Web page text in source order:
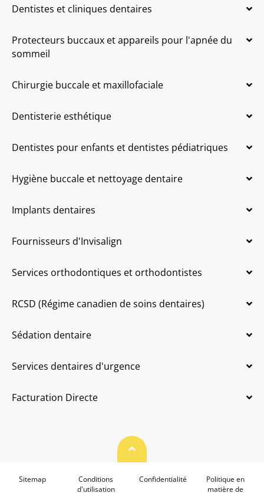
Dentistes et cliniques dentaires
Protecteurs buccaux et appareils pour l'apnée du
sommeil
Chirurgie buccale et maxillofaciale
Dentisterie esthétique
Dentistes pour enfants et dentistes pédiatriques
Hygiène buccale et nettoyage dentaire
Implants dentaires
Fournisseurs d'Invisalign
Services orthodontiques et orthodontistes
RCSD (Régime canadien de soins dentaires)
Sédation dentaire
Services dentaires d'urgence
Facturation Directe
Haut de page
Sitemap
Conditions
d'utilisation
Confidentialité
Politique en
matière de